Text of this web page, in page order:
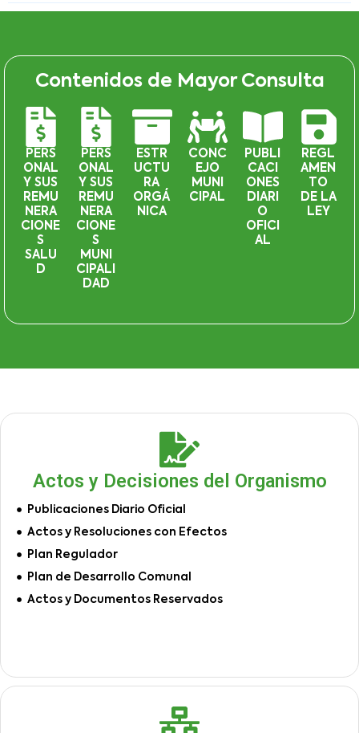
Contenidos de Mayor Consulta
PERS
ONAL
Y SUS
REMU
NERA
CIONE
S
SALU
D
PERS
ONAL
Y SUS
REMU
NERA
CIONE
S
MUNI
CIPALI
DAD
ESTR
UCTU
RA
ORGÁ
NICA
CONC
EJO
MUNI
CIPAL
PUBLI
CACI
ONES
DIARI
O
OFICI
AL
REGL
AMEN
TO
DE LA
LEY
Actos y Decisiones del Organismo
Publicaciones Diario Oficial
Actos y Resoluciones con Efectos
Plan Regulador
Plan de Desarrollo Comunal
Actos y Documentos Reservados